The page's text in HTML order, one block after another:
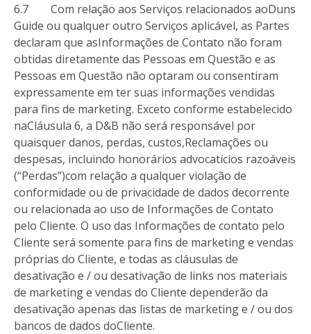
6.7 Com relação aos Serviços relacionados aoDuns
Guide ou qualquer outro Serviços aplicável, as Partes
declaram que asInformações de Contato não foram
obtidas diretamente das Pessoas em Questão e as
Pessoas em Questão não optaram ou consentiram
expressamente em ter suas informações vendidas
para fins de marketing. Exceto conforme estabelecido
naCláusula 6, a D&B não será responsável por
quaisquer danos, perdas, custos,Reclamações ou
despesas, incluindo honorários advocatícios razoáveis
(“Perdas”)com relação a qualquer violação de
conformidade ou de privacidade de dados decorrente
ou relacionada ao uso de Informações de Contato
pelo Cliente. O uso das Informações de contato pelo
Cliente será somente para fins de marketing e vendas
próprias do Cliente, e todas as cláusulas de
desativação e / ou desativação de links nos materiais
de marketing e vendas do Cliente dependerão da
desativação apenas das listas de marketing e / ou dos
bancos de dados doCliente.